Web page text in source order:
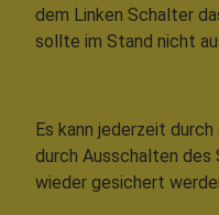
dem Linken Schalter
sollte im Stand nicht
Es kann jederzeit
durch Ausschalten des
wieder gesichert